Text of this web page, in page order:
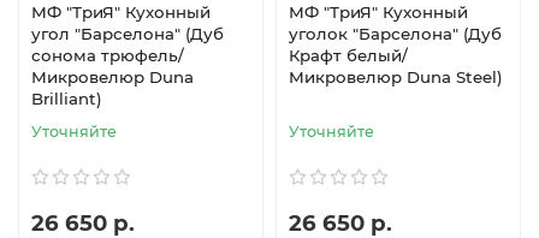
МФ "ТриЯ" Кухонный
угол "Барселона" (Дуб
сонома трюфель/
Микровелюр Duna
Brilliant)
Уточняйте
26 650 р.
МФ "ТриЯ" Кухонный
уголок "Барселона" (Дуб
Крафт белый/
Микровелюр Duna Steel)
Уточняйте
26 650 р.